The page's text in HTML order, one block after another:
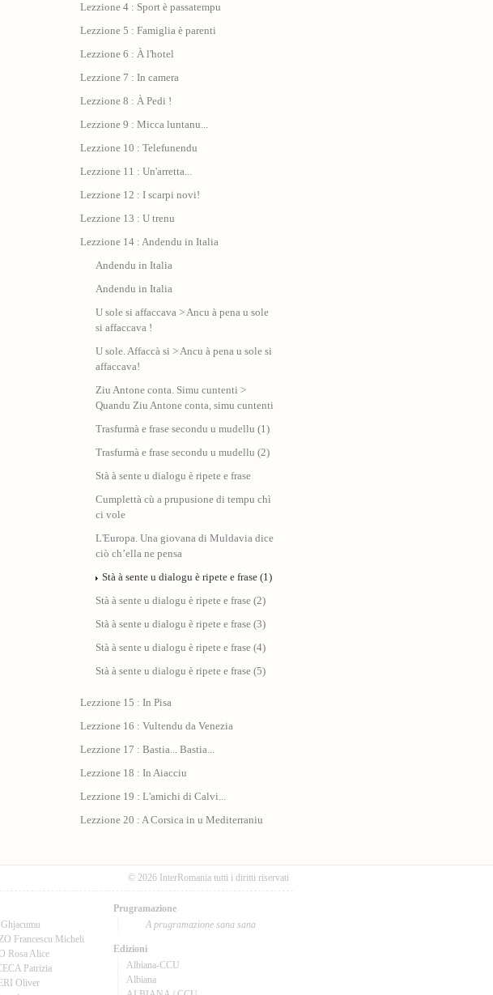
Lezzione 4 : Sport è passatempu
Lezzione 5 : Famiglia è parenti
Lezzione 6 : À l'hotel
Lezzione 7 : In camera
Lezzione 8 : À Pedi !
Lezzione 9 : Micca luntanu...
Lezzione 10 : Telefunendu
Lezzione 11 : Un'arretta...
Lezzione 12 : I scarpi novi!
Lezzione 13 : U trenu
Lezzione 14 : Andendu in Italia
Andendu in Italia
Andendu in Italia
U sole si affaccava > Ancu à pena u sole
si affaccava !
U sole. Affaccà si > Ancu à pena u sole si
affaccava!
Ziu Antone conta. Simu cuntenti >
Quandu Ziu Antone conta, simu cuntenti
Trasfurmà e frase secondu u mudellu (1)
Trasfurmà e frase secondu u mudellu (2)
Stà à sente u dialogu è ripete e frase
Cumplettà cù a prupusione di tempu chì
ci vole
L'Europa. Una giovana di Muldavia dice
ciò ch’ella ne pensa
Stà à sente u dialogu è ripete e frase (1)
Stà à sente u dialogu è ripete e frase (2)
Stà à sente u dialogu è ripete e frase (3)
Stà à sente u dialogu è ripete e frase (4)
Stà à sente u dialogu è ripete e frase (5)
Lezzione 15 : In Pisa
Lezzione 16 : Vultendu da Venezia
Lezzione 17 : Bastia... Bastia...
Lezzione 18 : In Aiacciu
Lezzione 19 : L'amichi di Calvi...
Lezzione 20 : A Corsica in u Mediterraniu
© 2026 InterRomania tutti i diritti riservati
Francescu Micheli
Rosa Alice
Patrizia
Oliver
Prugramazione
A prugramazione sana sana
Edizioni
Albiana-CCU
Albiana